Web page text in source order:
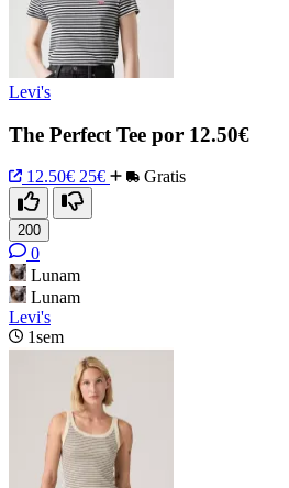
Levi's
The Perfect Tee por 12.50€
12.50€ 25€ Gratis
200
0
Lunam
Lunam
Levi's
1sem